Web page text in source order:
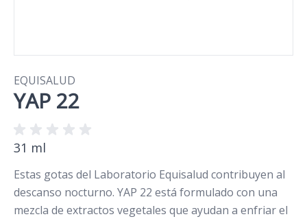
EQUISALUD
YAP 22
31 ml
Estas gotas del Laboratorio Equisalud contribuyen al
descanso nocturno. YAP 22 está formulado con una
mezcla de extractos vegetales que ayudan a enfriar el